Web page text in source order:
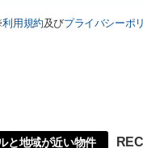
利用規約及びプライバシーポ
と地域が近い物件